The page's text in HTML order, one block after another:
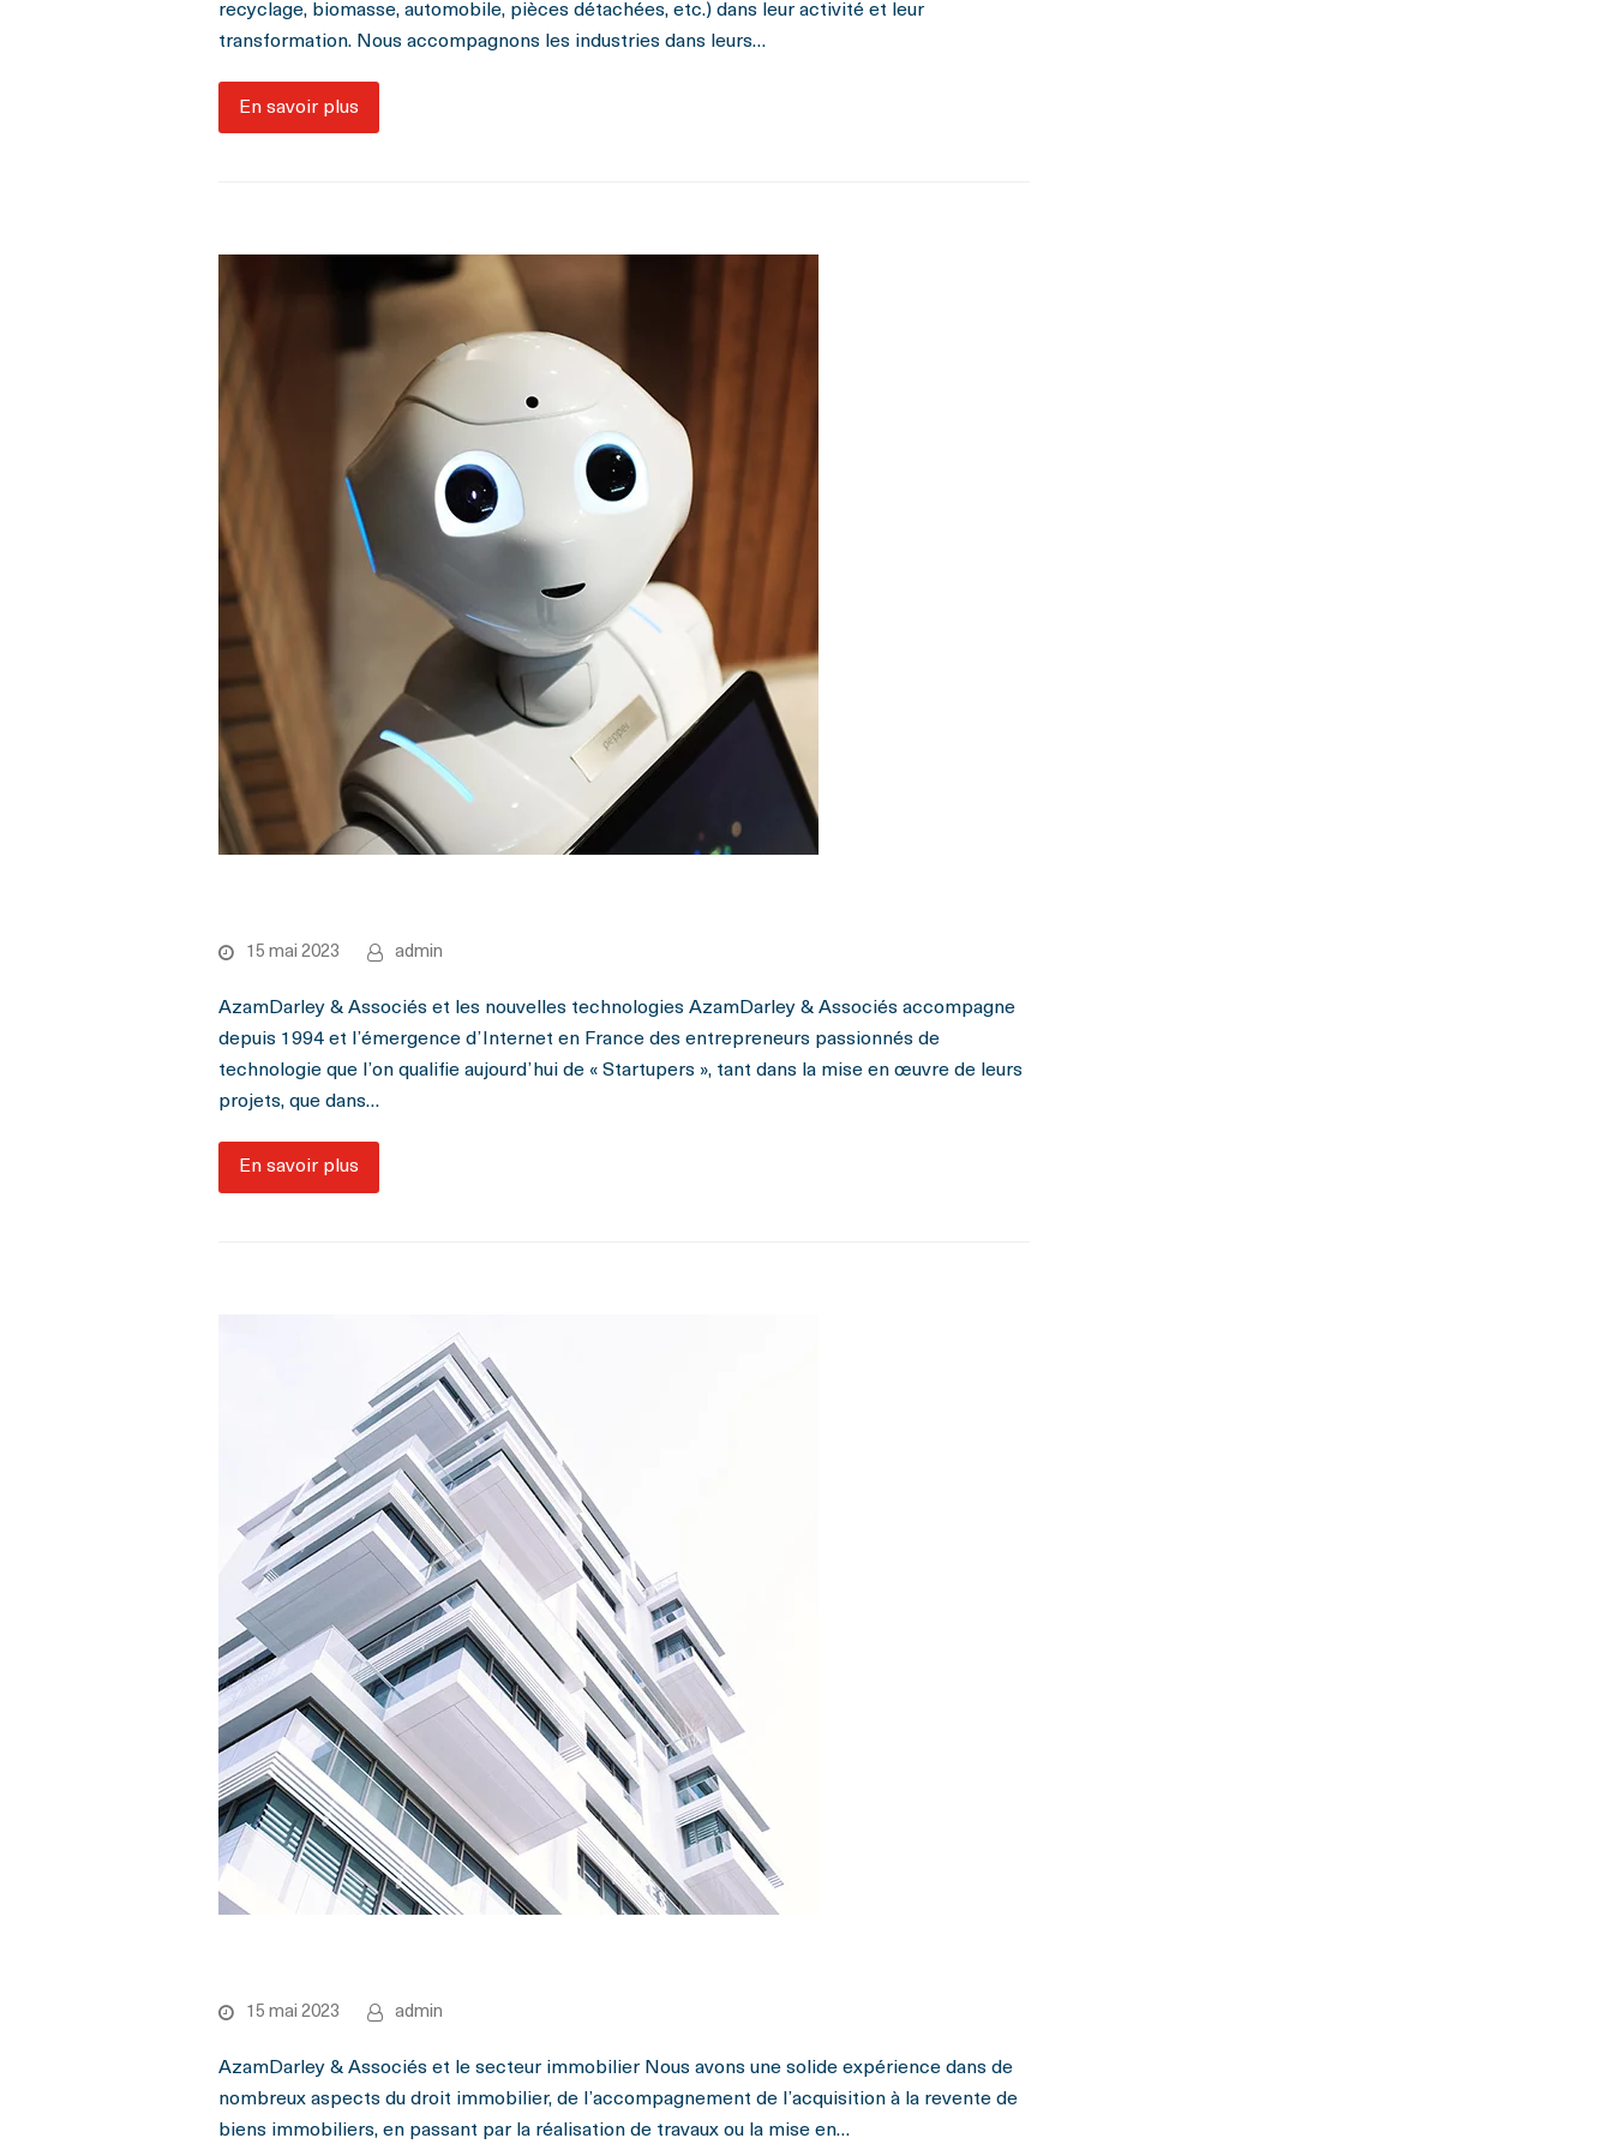
recyclage, biomasse, automobile, pièces détachées, etc.) dans leur activité et leur
transformation. Nous accompagnons les industries dans leurs…
En savoir plus
15 mai 2023 admin
AzamDarley & Associés et les nouvelles technologies AzamDarley & Associés accompagne
depuis 1994 et l’émergence d’Internet en France des entrepreneurs passionnés de
technologie que l’on qualifie aujourd’hui de « Startupers », tant dans la mise en œuvre de leurs
projets, que dans…
En savoir plus
15 mai 2023 admin
AzamDarley & Associés et le secteur immobilier Nous avons une solide expérience dans de
nombreux aspects du droit immobilier, de l’accompagnement de l’acquisition à la revente de
biens immobiliers, en passant par la réalisation de travaux ou la mise en…